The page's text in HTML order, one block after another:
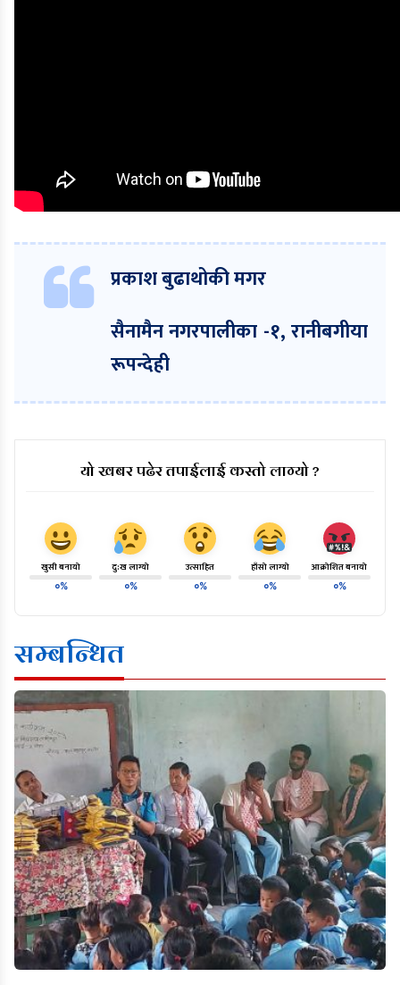
प्रकाश बुढाथोकी मगर
सैनामैन नगरपालीका -१, रानीबगीया
रूपन्देही
यो खबर पढेर तपाईलाई कस्तो लाग्यो ?
खुसी बनायो
०%
दु:ख लाग्यो
०%
उत्साहित
०%
हाँसो लाग्यो
०%
आक्रोशित बनायो
०%
सम्बन्धित